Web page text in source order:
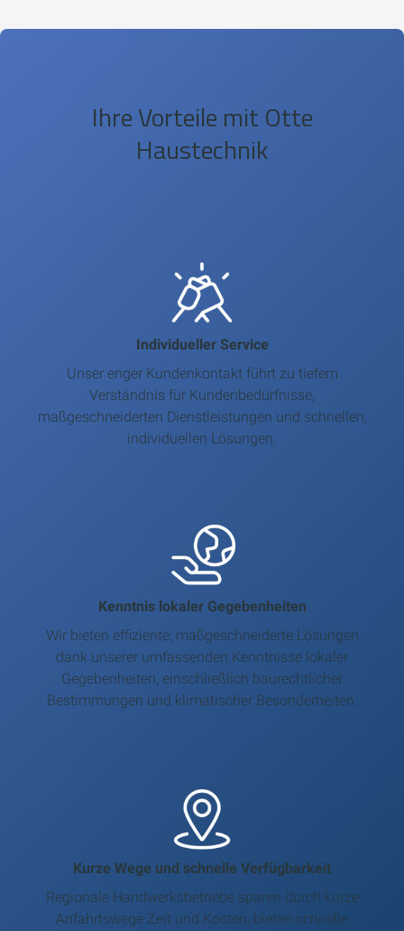
Ihre Vorteile mit Otte
Haustechnik
Individueller Service
Unser enger Kundenkontakt führt zu tiefem
Verständnis für Kundenbedürfnisse,
maßgeschneiderten Dienstleistungen und schnellen,
individuellen Lösungen.
Kenntnis lokaler Gegebenheiten
Wir bieten effiziente, maßgeschneiderte Lösungen
dank unserer umfassenden Kenntnisse lokaler
Gegebenheiten, einschließlich baurechtlicher
Bestimmungen und klimatischer Besonderheiten.
Kurze Wege und schnelle Verfügbarkeit
Regionale Handwerksbetriebe sparen durch kurze
Anfahrtswege Zeit und Kosten, bieten schnelle